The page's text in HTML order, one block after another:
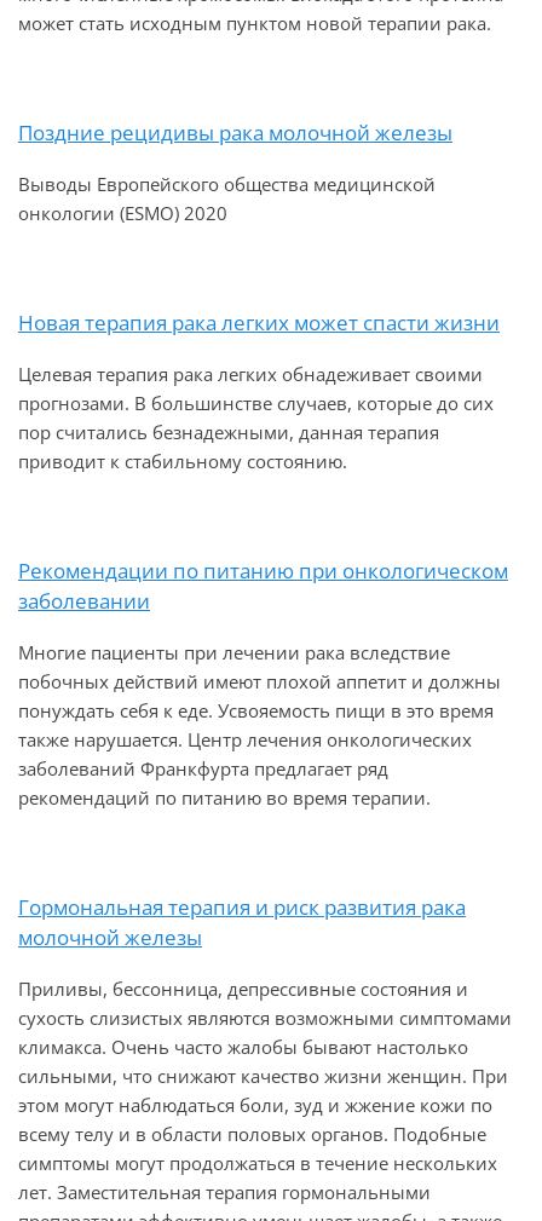
может стать исходным пунктом новой терапии рака.
Поздние рецидивы рака молочной железы
Выводы Европейского общества медицинской
онкологии (ESMO) 2020
Новая терапия рака легких может спасти жизни
Целевая терапия рака легких обнадеживает своими
прогнозами. В большинстве случаев, которые до сих
пор считались безнадежными, данная терапия
приводит к стабильному состоянию.
Рекомендации по питанию при онкологическом
заболевании
Многие пациенты при лечении рака вследствие
побочных действий имеют плохой аппетит и должны
понуждать себя к еде. Усвояемость пищи в это время
также нарушается. Центр лечения онкологических
заболеваний Франкфурта предлагает ряд
рекомендаций по питанию во время терапии.
Гормональная терапия и риск развития рака
молочной железы
Приливы, бессонница, депрессивные состояния и
сухость слизистых являются возможными симптомами
климакса. Очень часто жалобы бывают настолько
сильными, что снижают качество жизни женщин. При
этом могут наблюдаться боли, зуд и жжение кожи по
всему телу и в области половых органов. Подобные
симптомы могут продолжаться в течение нескольких
лет. Заместительная терапия гормональными